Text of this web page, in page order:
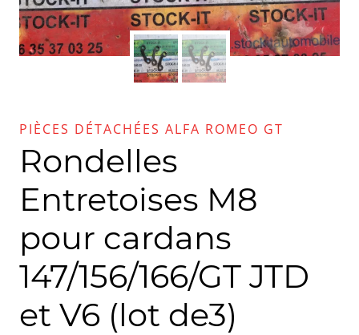
PIÈCES DÉTACHÉES ALFA ROMEO GT
Rondelles
Entretoises M8
pour cardans
147/156/166/GT JTD
et V6 (lot de3)